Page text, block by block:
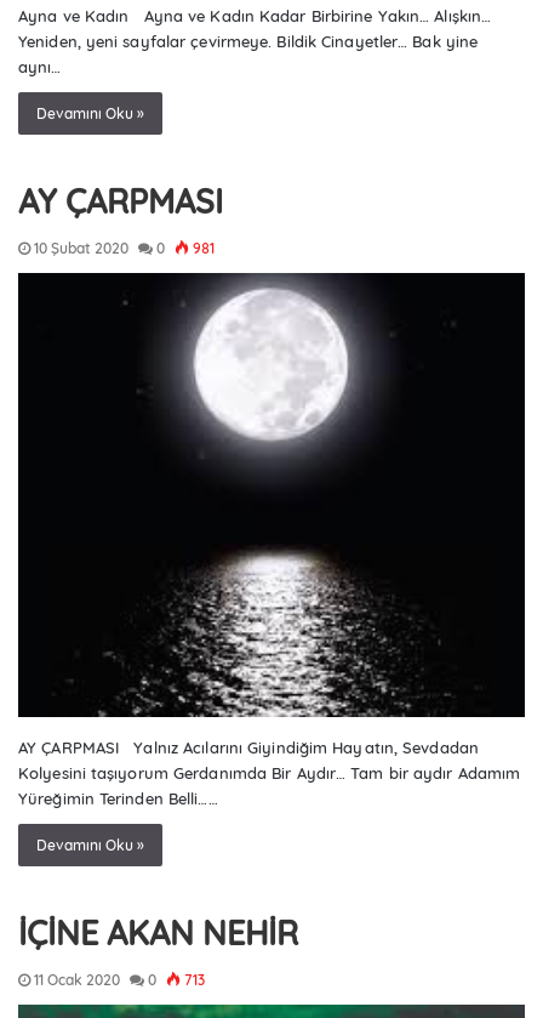
Ayna ve Kadın Ayna ve Kadın Kadar Birbirine Yakın… Alışkın…
Yeniden, yeni sayfalar çevirmeye. Bildik Cinayetler… Bak yine
aynı…
Devamını Oku »
AY ÇARPMASI
10 Şubat 2020 0 981
AY ÇARPMASI Yalnız Acılarını Giyindiğim Hayatın, Sevdadan
Kolyesini taşıyorum Gerdanımda Bir Aydır… Tam bir aydır Adamım
Yüreğimin Terinden Belli……
Devamını Oku »
İÇİNE AKAN NEHİR
11 Ocak 2020 0 713